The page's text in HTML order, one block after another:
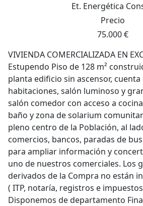
Et. Energética
Precio
75.000 €
VIVIENDA COMERCIALIZADA EN
Estupendo Piso de 128 m²
planta edificio sin ascensor,
habitaciones, salón luminoso y
salón comedor con acceso a
baño y zona de solarium
pleno centro de la Población, al
comercios, bancos, paradas de
para ampliar información y
uno de nuestros comerciales. Los
derivados de la Compra no están
( ITP, notaría, registros e
Disponemos de departamento